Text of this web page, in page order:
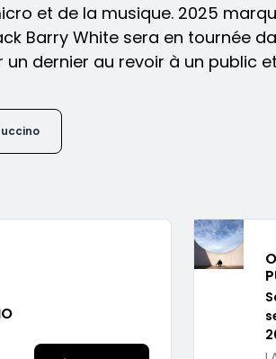
et de la musique. 2025
Barry White sera en tournée
dernier au revoir à un public